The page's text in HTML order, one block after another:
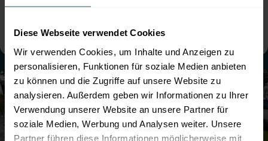
Diese Webseite verwendet Cookies
Wir verwenden Cookies, um Inhalte und Anzeigen zu
personalisieren, Funktionen für soziale Medien anbieten
zu können und die Zugriffe auf unsere Website zu
analysieren. Außerdem geben wir Informationen zu Ihrer
Verwendung unserer Website an unsere Partner für
soziale Medien, Werbung und Analysen weiter. Unsere
Partner führen diese Informationen möglicherweise mit
● Montage:Aufgedübelt